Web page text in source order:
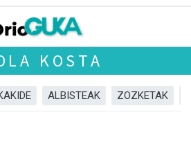
KOSTA
ALBISTEAK ZOZKETAK